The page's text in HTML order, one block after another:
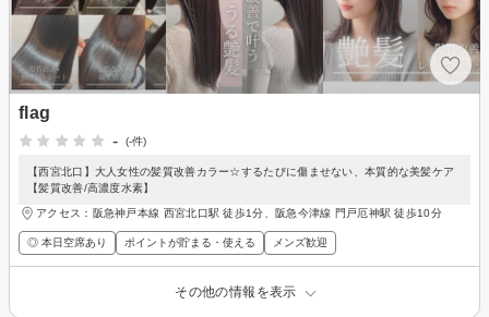
flag
-
(-件)
【西宮北口】大人女性の髪質改善カラー☆するたびに傷ませない、本質的な美髪ケア
【髪質改善/高濃度水素】
アクセス：阪急神戸本線 西宮北口駅 徒歩1分、阪急今津線 門戸厄神駅 徒歩10分
◎ 本日空席あり ポイントが貯まる・使える メンズ歓迎
その他の情報を表示